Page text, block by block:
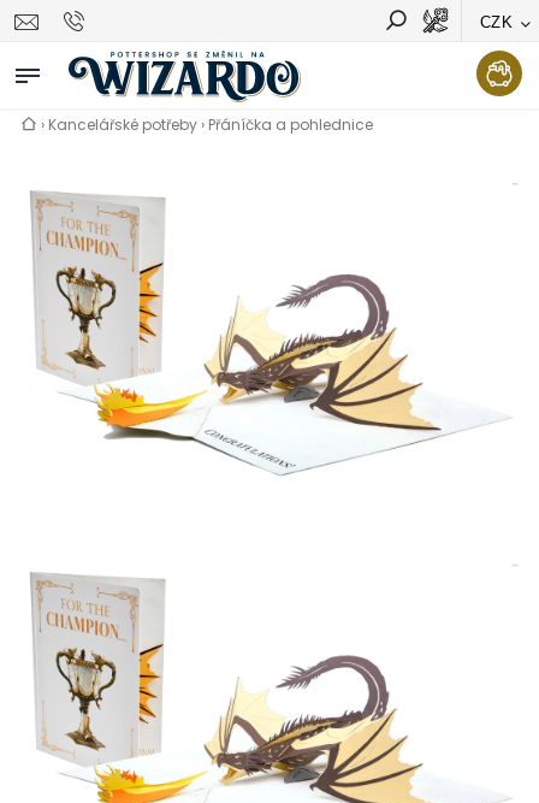
CZK
Vyhledávání Hledat
› Kancelářské potřeby › Přáníčka a pohlednice